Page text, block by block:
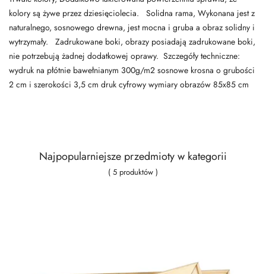
kolory są żywe przez dziesięciolecia. Solidna rama, Wykonana jest z
naturalnego, sosnowego drewna, jest mocna i gruba a obraz solidny i
wytrzymały. Zadrukowane boki, obrazy posiadają zadrukowane boki,
nie potrzebują żadnej dodatkowej oprawy. Szczegóły techniczne:
wydruk na płótnie bawełnianym 300g/m2 sosnowe krosna o grubości
2 cm i szerokości 3,5 cm druk cyfrowy wymiary obrazów 85x85 cm
Najpopularniejsze przedmioty w kategorii
( 5 produktów )